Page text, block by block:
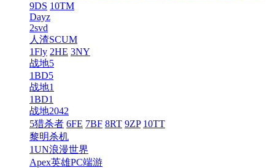
9DS 10TM
Dayz
2svd
人渣SCUM
1Fly 2HE 3NY
战地5
1BD5
战地1
1BD1
战地2042
5猎杀者 6FE 7BF 8RT 9ZP 10TT
黎明杀机
1UN浪漫世界
Apex英雄PC端游